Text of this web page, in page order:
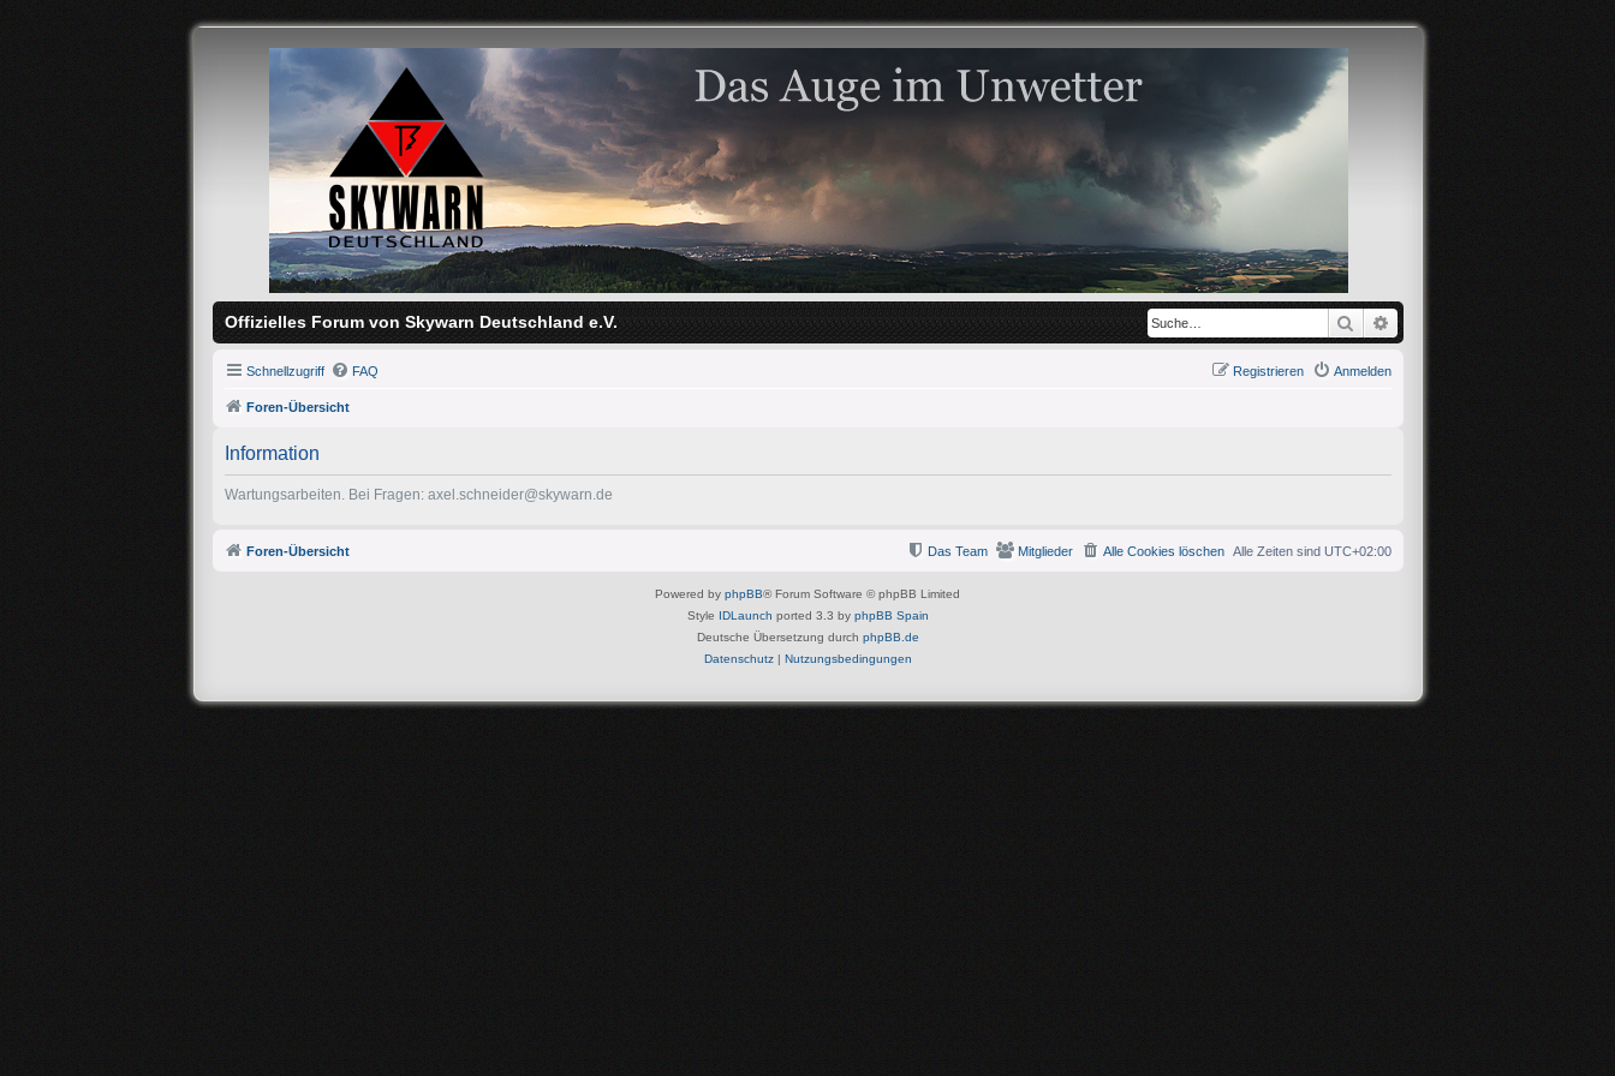
Offizielles Forum von Skywarn Deutschland e.V. Suche
Schnellzugriff FAQ Anmelden
Registrieren
Foren-Übersicht
Information
Wartungsarbeiten. Bei Fragen: axel.schneider@skywarn.de
Foren-Übersicht Alle Zeiten sind UTC+02:00
Alle Cookies löschen
Mitglieder
Das Team
Powered by phpBB® Forum Software © phpBB Limited
Style IDLaunch ported 3.3 by phpBB Spain
Deutsche Übersetzung durch phpBB.de
Datenschutz| Nutzungsbedingungen